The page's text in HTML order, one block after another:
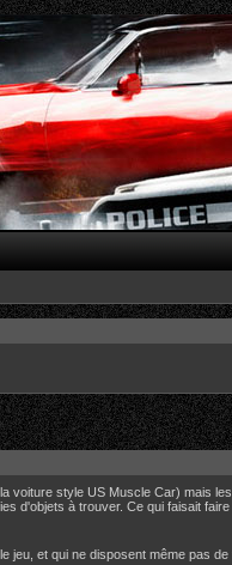
voiture style US Muscle Car) mais
d'objets à trouver. Ce qui faisait
jeu, et qui ne disposent même pas